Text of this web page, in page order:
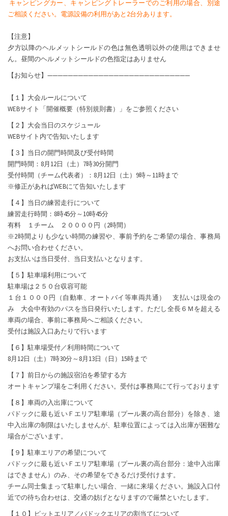
キャンピングカー、キャンピングトレーラーでのご利用の場合、別途
ご相談ください。電源設備の利用があと2台分あります。
【注意】
夕方以降のヘルメットシールドの色は無色透明以外の使用はできませ
ん。昼間のヘルメットシールドの色指定はありません
【お知らせ】————————————————————————————
【１】大会ルールについて
WEBサイト「開催概要（特別規則書）」をご参照ください
【２】大会当日のスケジュール
WEBサイト内で告知いたします
【３】当日の開門時間及び受付時間
開門時間：8月12日（土）7時30分開門
受付時間（チーム代表者）：8月12日（土）9時～11時まで
※修正があればWEBにて告知いたします
【４】当日の練習走行について
練習走行時間：8時45分～10時45分
有料 １チーム ２００００円（2時間）
※2時間よりも少ない時間の練習や、事前予約をご希望の場合、事務局
へお問い合わせください。
お支払いは当日受付、当日支払いとなります。
【５】駐車場利用について
駐車場は２５０台収容可能
１台１０００円（自動車、オートバイ等車両共通） 支払いは現金の
み 大会中有効のパスを当日発行いたします。ただし全長６Ｍを超える
車両の場合、事前に事務局へご相談ください。
受付は施設入口あたりで行います
【６】駐車場受付／利用時間について
8月12日（土）7時30分～8月13日（日）15時まで
【７】前日からの施設宿泊を希望する方
オートキャンプ場をご利用ください。受付は事務局にて行っております
【８】車両の入出庫について
パドックに最も近いＦエリア駐車場（プール裏の高台部分）を除き、途
中入出庫の制限はいたしませんが、駐車位置によっては入出庫が困難な
場合がございます。
【９】駐車エリアの希望について
パドックに最も近いＦエリア駐車場（プール裏の高台部分：途中入出庫
はできません）のみ、その希望をできるだけ受付けます。
チーム同士集まって駐車したい場合、一緒に来場ください。施設入口付
近での待ち合わせは、交通の妨げとなりますので厳禁といたします。
【１０】ピットエリア／パドックエリアの割当てについて